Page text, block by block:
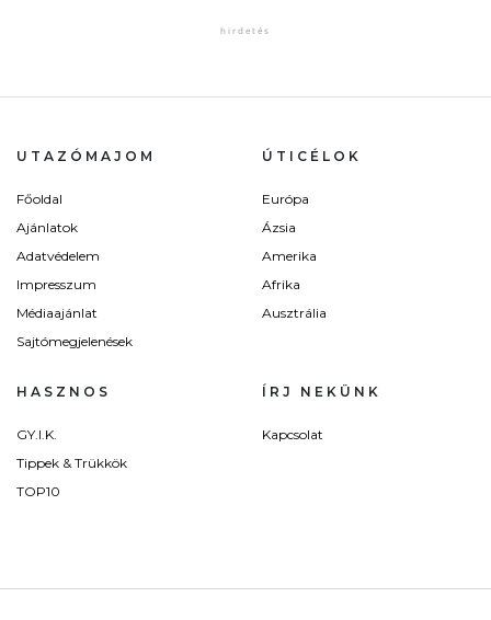
UTAZÓMAJOM
Főoldal
Ajánlatok
Adatvédelem
Impresszum
Médiaajánlat
Sajtómegjelenések
ÚTICÉLOK
Európa
Ázsia
Amerika
Afrika
Ausztrália
HASZNOS
GY.I.K.
Tippek & Trükkök
TOP10
ÍRJ NEKÜNK
Kapcsolat